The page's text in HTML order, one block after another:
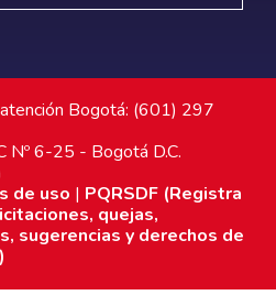
Bogotá: (601) 297
Nº 6-25 - Bogotá D.C.
de uso | PQRSDF (Registra
quejas,
sugerencias y derechos de